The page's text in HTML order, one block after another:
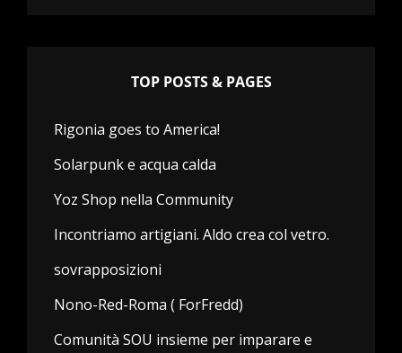
TOP POSTS & PAGES
Rigonia goes to America!
Solarpunk e acqua calda
Yoz Shop nella Community
Incontriamo artigiani. Aldo crea col vetro.
sovrapposizioni
Nono-Red-Roma ( ForFredd)
Comunità SOU insieme per imparare e